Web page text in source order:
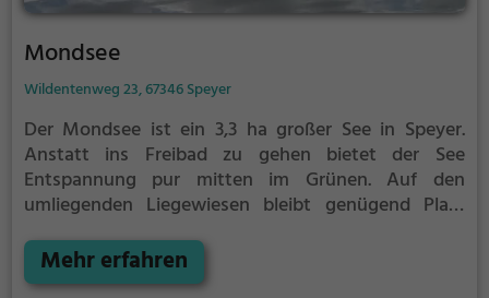
Mondsee
Wildentenweg 23, 67346 Speyer
Der Mondsee ist ein 3,3 ha großer See in Speyer.
Anstatt ins Freibad zu gehen bietet der See
Entspannung pur mitten im Grünen. Auf den
umliegenden Liegewiesen bleibt genügend Platz
September ist der Mondsee ein beliebtes
Ausflugsziel. Egal ob für Familien, Freunde oder
Mehr erfahren